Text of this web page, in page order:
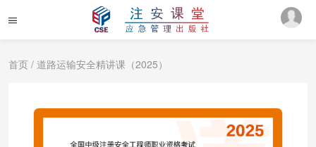
首页 / 道路运输安全精讲课（2025）